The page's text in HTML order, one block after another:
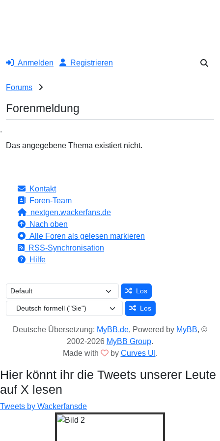
Anmelden Registrieren
Forums
Forenmeldung
.
Das angegebene Thema existiert nicht.
Kontakt
Foren-Team
nextgen.wackerfans.de
Nach oben
Alle Foren als gelesen markieren
RSS-Synchronisation
Hilfe
Los
Los
Deutsche Übersetzung: MyBB.de, Powered by MyBB, ©
2002-2026 MyBB Group.
Made with
by Curves UI .
Hier könnt ihr die Tweets unserer Leute
auf X lesen
Tweets by Wackerfansde